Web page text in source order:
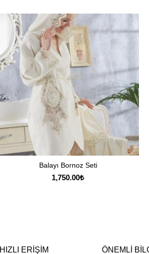
SEPETE EKLE
Balayı Bornoz Seti
1,750.00₺
HIZLI ERIŞIM ÖNEMLI